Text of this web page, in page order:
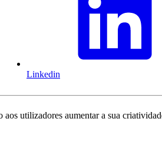
Linkedin
utilizadores aumentar a sua